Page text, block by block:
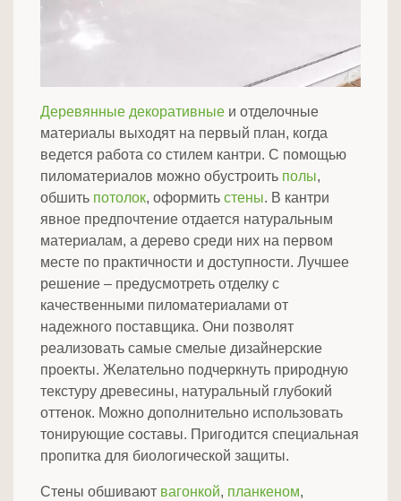
Деревянные декоративные и отделочные
материалы выходят на первый план, когда
ведется работа со стилем кантри. С помощью
пиломатериалов можно обустроить полы,
обшить потолок, оформить стены. В кантри
явное предпочтение отдается натуральным
материалам, а дерево среди них на первом
месте по практичности и доступности. Лучшее
решение – предусмотреть отделку с
качественными пиломатериалами от
надежного поставщика. Они позволят
реализовать самые смелые дизайнерские
проекты. Желательно подчеркнуть природную
текстуру древесины, натуральный глубокий
оттенок. Можно дополнительно использовать
тонирующие составы. Пригодится специальная
пропитка для биологической защиты.
Стены обшивают вагонкой, планкеном,